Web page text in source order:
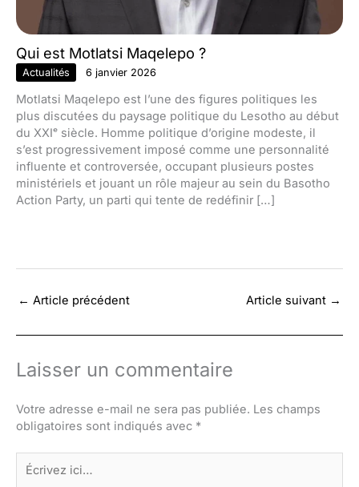
Qui est Motlatsi Maqelepo ?
Actualités 6 janvier 2026
Motlatsi Maqelepo est l’une des figures politiques les
plus discutées du paysage politique du Lesotho au début
du XXIᵉ siècle. Homme politique d’origine modeste, il
s’est progressivement imposé comme une personnalité
influente et controversée, occupant plusieurs postes
ministériels et jouant un rôle majeur au sein du Basotho
Action Party, un parti qui tente de redéfinir […]
← Article précédent Article suivant →
Laisser un commentaire
Votre adresse e-mail ne sera pas publiée. Les champs
obligatoires sont indiqués avec *
Écrivez
ici…